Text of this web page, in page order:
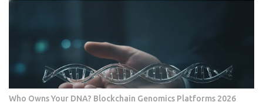
together. A single claim can push your premium up 10% to
40% , and where you land in that range depends heavily on
what kind of loss you filed. You won't see the increase right
away. It shows up at policy renewal , not the moment the
Who Owns Your DNA? Blockchain Genomics Platforms 2026